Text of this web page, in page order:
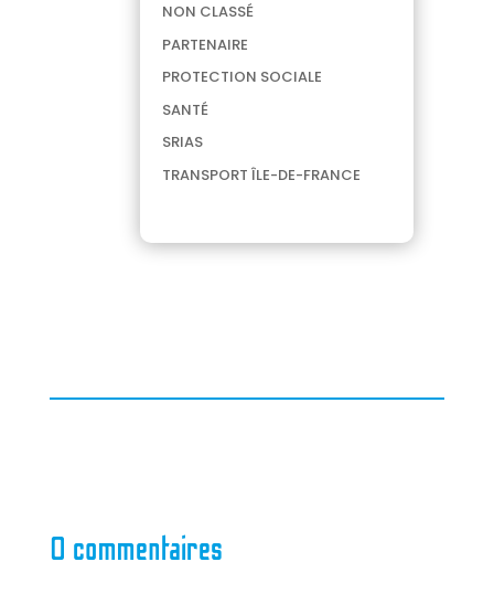
NON CLASSÉ
PARTENAIRE
PROTECTION SOCIALE
SANTÉ
SRIAS
TRANSPORT ÎLE-DE-FRANCE
0 commentaires